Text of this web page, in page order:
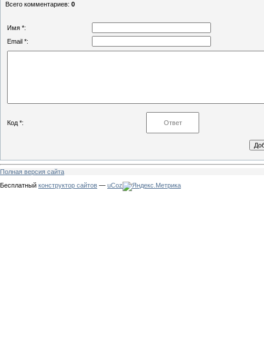
Всего комментариев: 0
Имя *:
Email *:
Код *:
Полная версия сайта
Бесплатный конструктор сайтов — uCoz